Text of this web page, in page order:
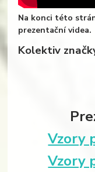
Na konci této
prezentační videa.
Kolektiv
Vzory
Vzory